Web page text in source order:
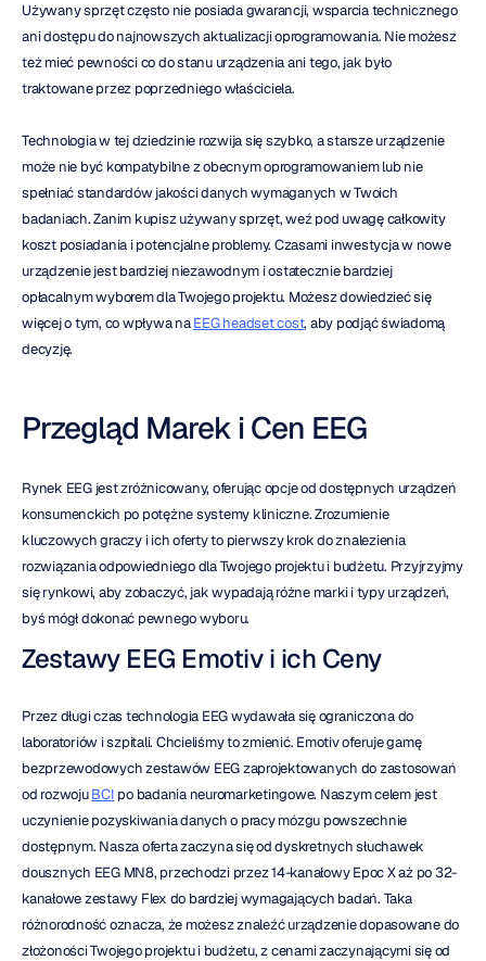
Używany sprzęt często nie posiada gwarancji, wsparcia technicznego
ani dostępu do najnowszych aktualizacji oprogramowania. Nie możesz
też mieć pewności co do stanu urządzenia ani tego, jak było
traktowane przez poprzedniego właściciela.
Technologia w tej dziedzinie rozwija się szybko, a starsze urządzenie
może nie być kompatybilne z obecnym oprogramowaniem lub nie
spełniać standardów jakości danych wymaganych w Twoich
badaniach. Zanim kupisz używany sprzęt, weź pod uwagę całkowity
koszt posiadania i potencjalne problemy. Czasami inwestycja w nowe
urządzenie jest bardziej niezawodnym i ostatecznie bardziej
opłacalnym wyborem dla Twojego projektu. Możesz dowiedzieć się
więcej o tym, co wpływa na EEG headset cost, aby podjąć świadomą
decyzję.
Przegląd Marek i Cen EEG
Rynek EEG jest zróżnicowany, oferując opcje od dostępnych urządzeń
konsumenckich po potężne systemy kliniczne. Zrozumienie
kluczowych graczy i ich oferty to pierwszy krok do znalezienia
rozwiązania odpowiedniego dla Twojego projektu i budżetu. Przyjrzyjmy
się rynkowi, aby zobaczyć, jak wypadają różne marki i typy urządzeń,
byś mógł dokonać pewnego wyboru.
Zestawy EEG Emotiv i ich Ceny
Przez długi czas technologia EEG wydawała się ograniczona do
laboratoriów i szpitali. Chcieliśmy to zmienić. Emotiv oferuje gamę
bezprzewodowych zestawów EEG zaprojektowanych do zastosowań
od rozwoju BCI po badania neuromarketingowe. Naszym celem jest
uczynienie pozyskiwania danych o pracy mózgu powszechnie
dostępnym. Nasza oferta zaczyna się od dyskretnych słuchawek
dousznych EEG MN8, przechodzi przez 14-kanałowy Epoc X aż po 32-
kanałowe zestawy Flex do bardziej wymagających badań. Taka
różnorodność oznacza, że możesz znaleźć urządzenie dopasowane do
złożoności Twojego projektu i budżetu, z cenami zaczynającymi się od